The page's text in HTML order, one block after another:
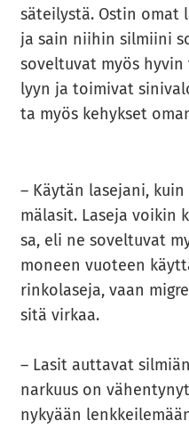
sä­tei­lys­tä. Ostin
ja sain nii­hin sil­mii­ni
so­vel­tu­vat myös
lyyn ja toi­mi­vat
ta myös ke­hyk­set
– Käy­tän la­se­ja­ni,
mä­la­sit. La­se­ja
sa, eli ne so­vel­tu­vat
mo­neen vuo­teen
rin­ko­la­se­ja, vaan
sitä vir­kaa.
– Lasit aut­ta­vat
nar­kuus on
ny­ky­ään